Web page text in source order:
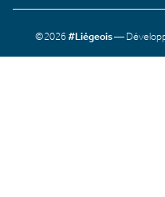
©2026#Liégeois—